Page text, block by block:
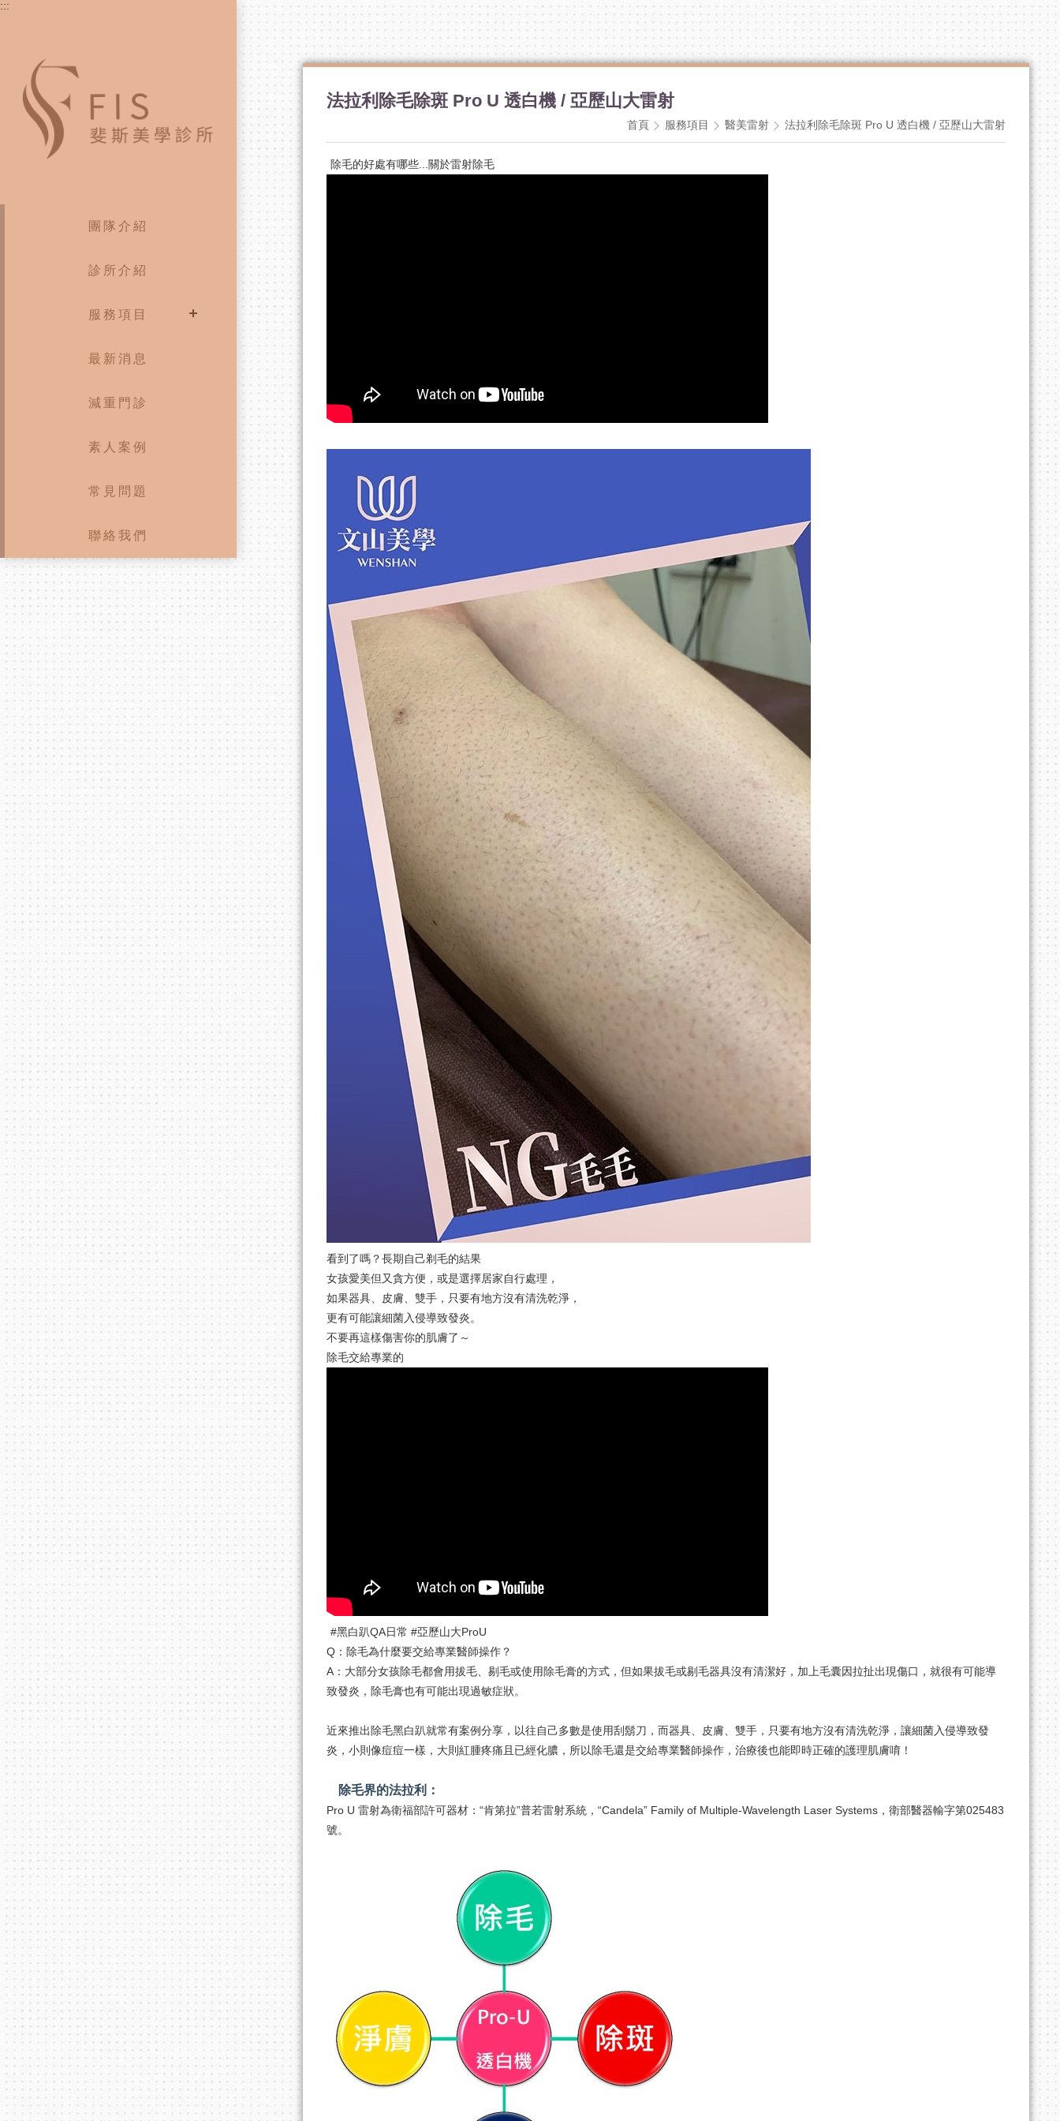
:::
團隊介紹
診所介紹
服務項目
最新消息
減重門診
素人案例
常見問題
聯絡我們
法拉利除毛除斑 Pro U 透白機 / 亞歷山大雷射
首頁 服務項目 醫美雷射 法拉利除毛除斑 Pro U 透白機 / 亞歷山大雷射
除毛的好處有哪些...關於雷射除毛
看到了嗎？長期自己剃毛的結果
女孩愛美但又貪方便，或是選擇居家自行處理，
如果器具、皮膚、雙手，只要有地方沒有清洗乾淨，
更有可能讓細菌入侵導致發炎。
不要再這樣傷害你的肌膚了～
除毛交給專業的
#黑白趴QA日常 #亞歷山大ProU
Q：除毛為什麼要交給專業醫師操作？
A：大部分女孩除毛都會用拔毛、剔毛或使用除毛膏的方式，但如果拔毛或剔毛器具沒有清潔好，加上毛囊因拉扯出現傷口，就很有可能導
致發炎，除毛膏也有可能出現過敏症狀。
近來推出除毛黑白趴就常有案例分享，以往自己多數是使用刮鬍刀，而器具、皮膚、雙手，只要有地方沒有清洗乾淨，讓細菌入侵導致發
炎，小則像痘痘一樣，大則紅腫疼痛且已經化膿，所以除毛還是交給專業醫師操作，治療後也能即時正確的護理肌膚唷！
除毛界的法拉利：
Pro U 雷射為衛福部許可器材：“肯第拉”普若雷射系統，“Candela” Family of Multiple-Wavelength Laser Systems，衛部醫器輸字第025483
號。